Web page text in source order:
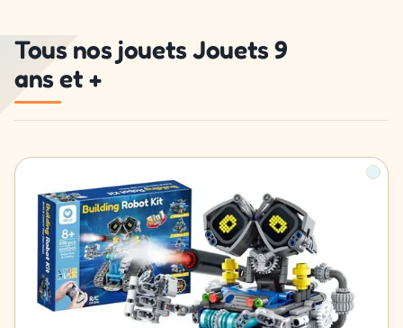
Tous nos jouets Jouets 9
ans et +